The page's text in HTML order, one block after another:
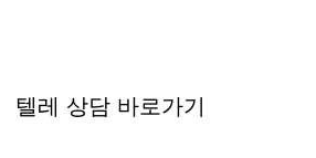
텔레 상담 바로가기